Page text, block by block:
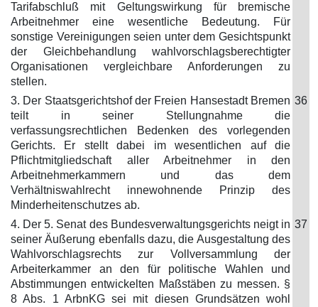
Tarifabschluß mit Geltungswirkung für bremische
Arbeitnehmer eine wesentliche Bedeutung. Für
sonstige Vereinigungen seien unter dem Gesichtspunkt
der Gleichbehandlung wahlvorschlagsberechtigter
Organisationen vergleichbare Anforderungen zu
stellen.
3. Der Staatsgerichtshof der Freien Hansestadt Bremen
teilt in seiner Stellungnahme die
verfassungsrechtlichen Bedenken des vorlegenden
Gerichts. Er stellt dabei im wesentlichen auf die
Pflichtmitgliedschaft aller Arbeitnehmer in den
Arbeitnehmerkammern und das dem
Verhältniswahlrecht innewohnende Prinzip des
Minderheitenschutzes ab.
36
4. Der 5. Senat des Bundesverwaltungsgerichts neigt in
seiner Äußerung ebenfalls dazu, die Ausgestaltung des
Wahlvorschlagsrechts zur Vollversammlung der
Arbeiterkammer an den für politische Wahlen und
Abstimmungen entwickelten Maßstäben zu messen. §
8 Abs. 1 ArbnKG sei mit diesen Grundsätzen wohl
37